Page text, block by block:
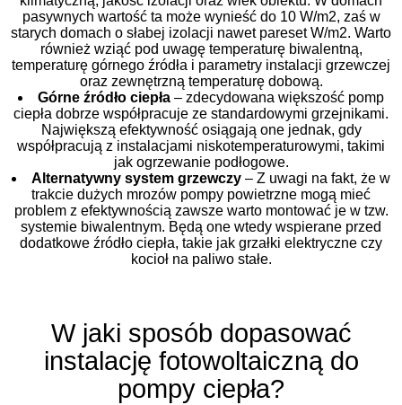
pasywnych wartość ta może wynieść do 10 W/m2, zaś w
starych domach o słabej izolacji nawet pareset W/m2. Warto
również wziąć pod uwagę temperaturę biwalentną,
temperaturę górnego źródła i parametry instalacji grzewczej
oraz zewnętrzną temperaturę dobową.
Górne źródło ciepła – zdecydowana większość pomp
ciepła dobrze współpracuje ze standardowymi grzejnikami.
Największą efektywność osiągają one jednak, gdy
współpracują z instalacjami niskotemperaturowymi, takimi
jak ogrzewanie podłogowe.
Alternatywny system grzewczy – Z uwagi na fakt, że w
trakcie dużych mrozów pompy powietrzne mogą mieć
problem z efektywnością zawsze warto montować je w tzw.
systemie biwalentnym. Będą one wtedy wspierane przed
dodatkowe źródło ciepła, takie jak grzałki elektryczne czy
kocioł na paliwo stałe.
W jaki sposób dopasować
instalację fotowoltaiczną do
pompy ciepła?